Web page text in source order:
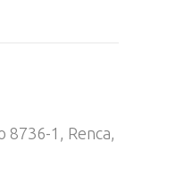
8736-1, Renca,